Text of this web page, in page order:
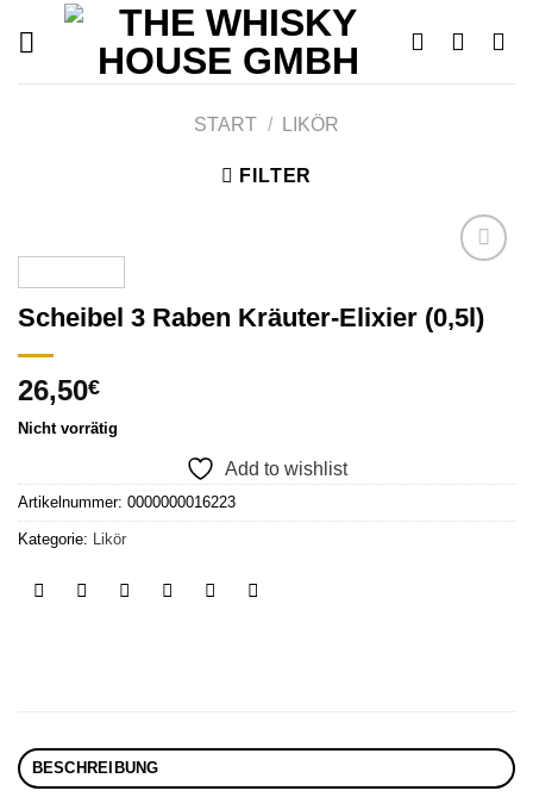
START / LIKÖR
FILTER
Add to
Scheibel 3 Raben Kräuter-Elixier (0,5l)
26,50€
Nicht vorrätig
Add to wishlist
Artikelnummer: 0000000016223
Kategorie: Likör
BESCHREIBUNG